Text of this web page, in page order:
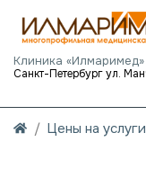
Клиника «Илмаримед»
Цены на услуги